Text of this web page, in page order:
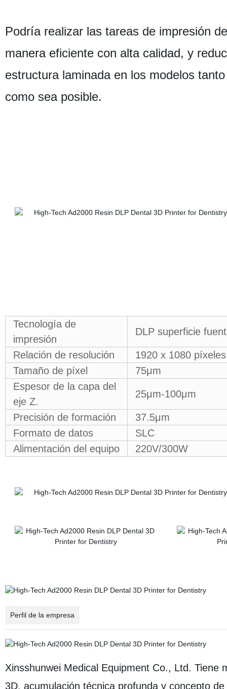
Podría realizar las tareas de impresión de
manera eficiente con alta calidad, y
estructura laminada en los modelos tanto
como sea posible.
Tecnología de
impresión
DLP superficie
Relación de resolución
1920 x 1080 píxeles
Tamaño de píxel
75μm
Espesor de la capa del
eje Z.
25μm-100μm
Precisión de formación
37.5μm
Formato de datos
SLC
Alimentación del equipo
220V/300W
Perfil de la empresa
Xinsshunwei Medical Equipment Co., Ltd. Tiene
3D, acumulación técnica profunda y concepto